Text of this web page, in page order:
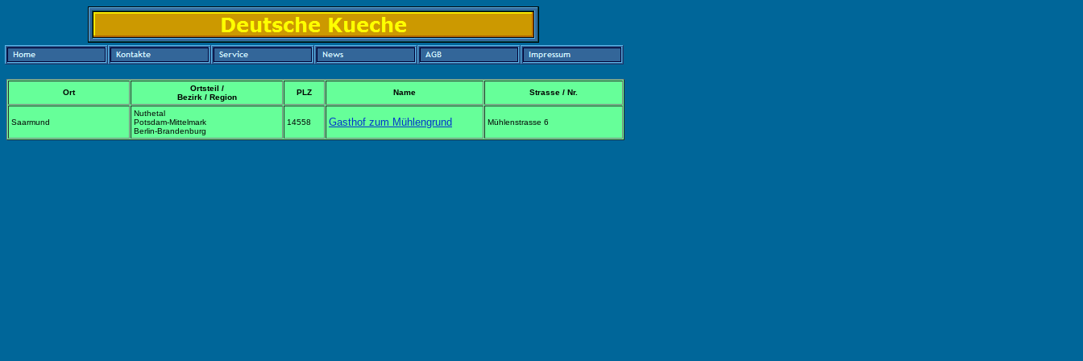
Ort
Ortsteil /
Bezirk / Region
PLZ Name Strasse / Nr.
Saarmund
Nuthetal
Potsdam-Mittelmark
Berlin-Brandenburg
14558 Gasthof zum Mühlengrund Mühlenstrasse 6